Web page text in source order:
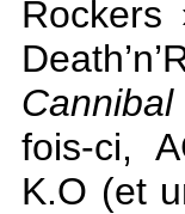
Rockers
fois-ci,
K.O (et